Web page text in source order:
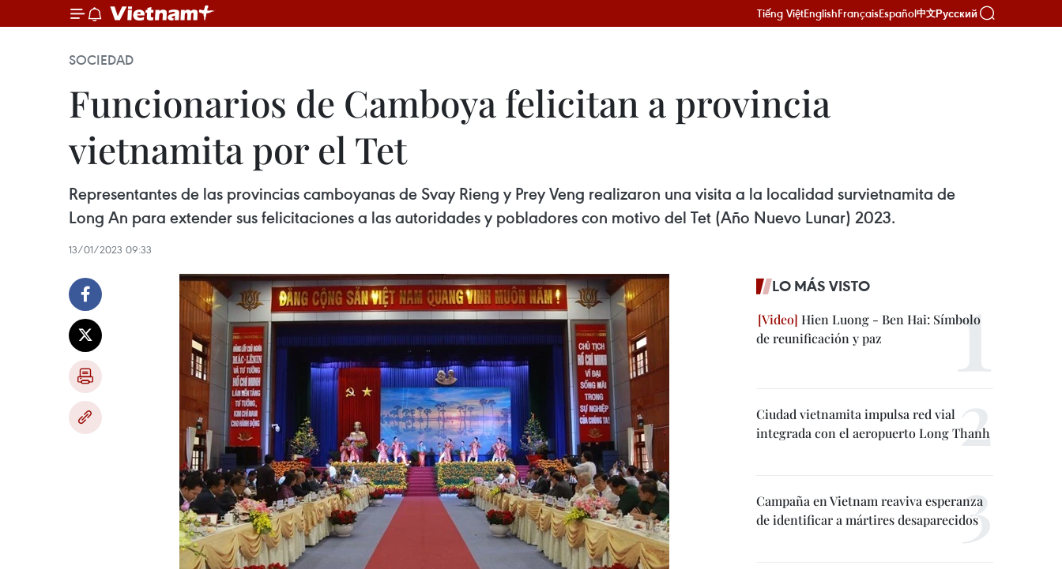
Tiếng ViệtEnglishFrançaisEspañol中文Русский
SOCIEDAD
Funcionarios de Camboya felicitan a provincia
vietnamita por el Tet
Representantes de las provincias camboyanas de Svay Rieng y Prey Veng realizaron una visita a la localidad survietnamita de
Long An para extender sus felicitaciones a las autoridades y pobladores con motivo del Tet (Año Nuevo Lunar) 2023.
13/01/2023 09:33
LO MÁS VISTO
Hien Luong - Ben Hai: Símbolo
de reunificación y paz
Ciudad vietnamita impulsa red vial
integrada con el aeropuerto Long Thanh
Campaña en Vietnam reaviva esperanza
de identificar a mártires desaparecidos